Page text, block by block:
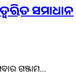
ସମାଧାନ
ଗଞ୍ଜାମ…